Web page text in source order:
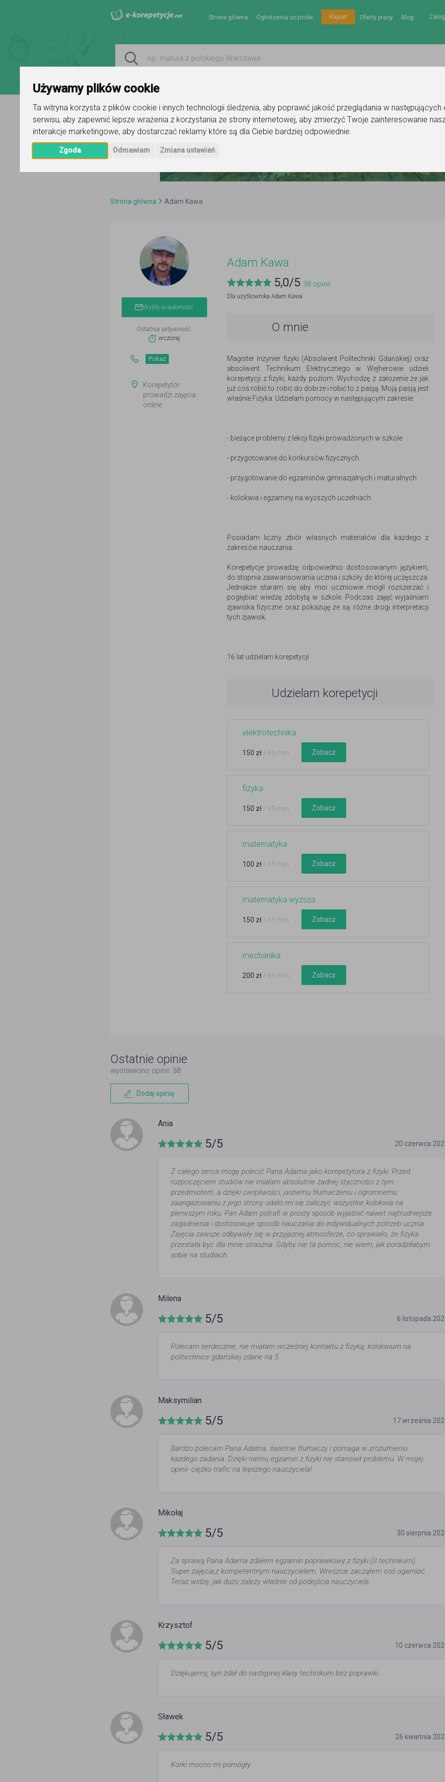
Używamy plików cookie
Ta witryna korzysta z plików cookie i innych technologii śledzenia, aby poprawić jakość przeglądania w
serwisu, aby zapewnić lepsze wrażenia z korzystania ze strony internetowej, aby zmierzyć Twoje zainteresowanie
interakcje marketingowe, aby dostarczać reklamy które są dla Ciebie bardziej odpowiednie.
Zgoda Odmawiam Zmiana ustawień
Strona główna Ogłoszenia uczniów Raport Oferty pracy Blog
Strona główna Adam Kawa
Wyślij wiadomość
Ostatnia aktywność:
wczoraj
Pokaż
Korepetytor
prowadzi zajęcia
online
Adam Kawa
5,0/5 38 opinii
Dla użytkownika Adam Kawa
O mnie
Magister inżynier fizyki (Absolwent Politechniki Gdańskiej) oraz
absolwent Technikum Elektrycznego w Wejherowie udzieli
korepetycji z fizyki, każdy poziom. Wychodzę z założenie że jak
już coś robić to robić do dobrze i robić to z pasją. Moją pasją jest
właśnie Fizyka. Udzielam pomocy w następującym zakresie:
- bieżące problemy z lekcji fizyki prowadzonych w szkole
- przygotowanie do konkursów fizycznych
- przygotowanie do egzaminów gimnazjalnych i maturalnych
- kolokwia i egzaminy na wyższych uczelniach
Posiadam liczny zbiór własnych materiałów dla każdego z
zakresów nauczania.
Korepetycje prowadzę odpowiednio dostosowanym językiem,
do stopnia zaawansowania ucznia i szkoły do której uczęszcza.
Jednakże staram się aby moi uczniowie mogli rozszerzać i
pogłębiać wiedzę zdobytą w szkole. Podczas zajęć wyjaśniam
zjawiska fizyczne oraz pokazuję że są różne drogi interpretacji
tych zjawisk.
16 lat udzielam korepetycji
Udzielam korepetycji
elektrotechnika
150 zł / 60 min Zobacz
fizyka
150 zł / 60 min Zobacz
matematyka
100 zł / 60 min Zobacz
matematyka wyższa
150 zł / 60 min Zobacz
mechanika
200 zł / 60 min Zobacz
Ostatnie opinie
wystawiono opinii: 38
Dodaj opinię
Ania
5/5 20 czerwca
Z całego serca mogę polecić Pana Adama jako korepetytora z fizyki. Przed
rozpoczęciem studiów nie miałam absolutnie żadnej styczności z tym
przedmiotem, a dzięki cierpliwości, jasnemu tłumaczeniu i ogromnemu
zaangażowaniu z jego strony udało mi się zaliczyć wszystkie kolokwia na
pierwszym roku. Pan Adam potrafi w prosty sposób wyjaśnić nawet najtrudniejsze
zagadnienia i dostosowuje sposób nauczania do indywidualnych potrzeb ucznia.
Zajęcia zawsze odbywały się w przyjaznej atmosferze, co sprawiało, że fizyka
przestała być dla mnie straszna. Gdyby nie ta pomoc, nie wiem, jak poradziłabym
sobie na studiach.
Milena
5/5 6 listopada
Polecam serdecznie, nie miałam wcześniej kontaktu z fizyką, kolokwium na
politechnice gdańskiej zdane na 5.
Maksymilian
5/5 17 września
Bardzo polecam Pana Adama, świetnie tłumaczy i pomaga w zrozumieniu
kazdego zadania. Dzięki niemu egzamin z fizyki nie stanowił problemu. W mojej
opinii- ciężko trafic na lepszego nauczyciela!
Mikołaj
5/5 30 sierpnia
Za sprawą Pana Adama zdałem egzamin poprawkowy z fizyki (II technikum).
Super zajęcia,z kompetentnym nauczycielem. Wreszcie zacząłem coś ogarniać.
Teraz widzę, jak dużo zależy właśnie od podejścia nauczyciela.
Krzysztof
5/5 10 czerwca
Dziękujemy, syn zdał do następnej klasy technikum bez poprawki.
Sławek
5/5 26 kwietnia
Korki mocno mi pomógły